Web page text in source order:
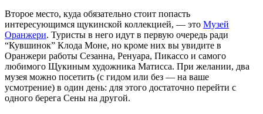
Второе место, куда обязательно стоит попасть
интересующимся щукинской коллекцией, — это Музей
Оранжери. Туристы в него идут в первую очередь ради
“Кувшинок” Клода Моне, но кроме них вы увидите в
Оранжери работы Сезанна, Ренуара, Пикассо и самого
любимого Щукиным художника Матисса. При желании, два
музея можно посетить (с гидом или без — на ваше
усмотрение) в один день: для этого достаточно перейти с
одного берега Сены на другой.